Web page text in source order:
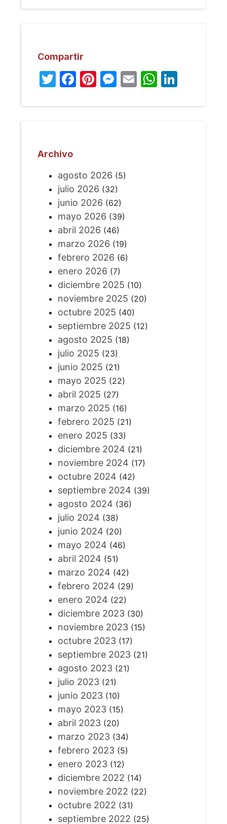
Compartir
Twitter
Facebook
Pinterest
Messenger
Email
Archivo
agosto 2026 (5)
julio 2026 (32)
junio 2026 (62)
mayo 2026 (39)
abril 2026 (46)
marzo 2026 (19)
febrero 2026 (6)
enero 2026 (7)
diciembre 2025 (10)
noviembre 2025 (20)
octubre 2025 (40)
septiembre 2025 (12)
agosto 2025 (18)
julio 2025 (23)
junio 2025 (21)
mayo 2025 (22)
abril 2025 (27)
marzo 2025 (16)
febrero 2025 (21)
enero 2025 (33)
diciembre 2024 (21)
noviembre 2024 (17)
octubre 2024 (42)
septiembre 2024 (39)
agosto 2024 (36)
julio 2024 (38)
junio 2024 (20)
mayo 2024 (46)
abril 2024 (51)
marzo 2024 (42)
febrero 2024 (29)
enero 2024 (22)
diciembre 2023(30)
noviembre 2023(15)
octubre 2023(17)
septiembre 2023(21)
agosto 2023(21)
julio 2023(21)
junio 2023(10)
mayo 2023(15)
abril 2023(20)
marzo 2023(34)
febrero 2023(5)
enero 2023(12)
diciembre 2022 (14)
noviembre 2022 (22)
octubre 2022 (31)
septiembre 2022 (25)